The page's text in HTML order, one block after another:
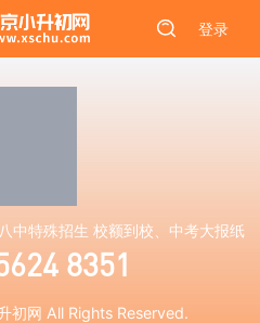
登录
中特殊招生 校额到校、中考大报纸
8351
初网 All Rights Reserved.